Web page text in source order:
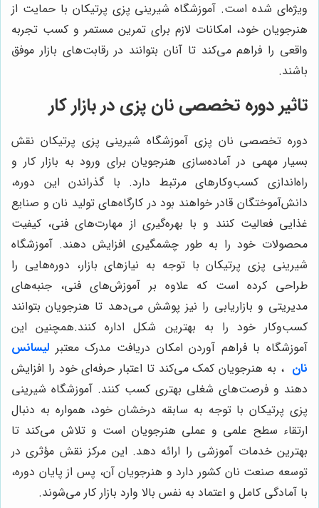
ویژه‌ای شده است. آموزشگاه شیرینی پزی پرتیکان با حمایت از
هنرجویان خود، امکانات لازم برای تمرین مستمر و کسب تجربه
واقعی را فراهم می‌کند تا آنان بتوانند در رقابت‌های بازار موفق
باشند.
تاثیر دوره تخصصی نان پزی در بازار کار
دوره تخصصی نان پزی آموزشگاه شیرینی پزی پرتیکان نقش
بسیار مهمی در آماده‌سازی هنرجویان برای ورود به بازار کار و
راه‌اندازی کسب‌وکارهای مرتبط دارد. با گذراندن این دوره،
دانش‌آموختگان قادر خواهند بود در کارگاه‌های تولید نان و صنایع
غذایی فعالیت کنند و با بهره‌گیری از مهارت‌های فنی، کیفیت
محصولات خود را به طور چشمگیری افزایش دهند. آموزشگاه
شیرینی پزی پرتیکان با توجه به نیازهای بازار، دوره‌هایی را
طراحی کرده است که علاوه بر آموزش‌های فنی، جنبه‌های
مدیریتی و بازاریابی را نیز پوشش می‌دهد تا هنرجویان بتوانند
کسب‌وکار خود را به بهترین شکل اداره کنند.همچنین این
آموزشگاه با فراهم آوردن امکان دریافت مدرک معتبر لیسانس
نان ، به هنرجویان کمک می‌کند تا اعتبار حرفه‌ای خود را افزایش
دهند و فرصت‌های شغلی بهتری کسب کنند. آموزشگاه شیرینی
پزی پرتیکان با توجه به سابقه درخشان خود، همواره به دنبال
ارتقاء سطح علمی و عملی هنرجویان است و تلاش می‌کند تا
بهترین خدمات آموزشی را ارائه دهد. این مرکز نقش مؤثری در
توسعه صنعت نان کشور دارد و هنرجویان آن، پس از پایان دوره،
با آمادگی کامل و اعتماد به نفس بالا وارد بازار کار می‌شوند.